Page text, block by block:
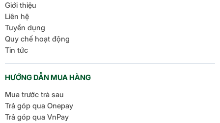
Giới thiệu
Liên hệ
Tuyển dụng
Quy chế hoạt động
Tin tức
HƯỚNG DẪN MUA HÀNG
Mua trước trả sau
Trả góp qua Onepay
Trả góp qua VnPay